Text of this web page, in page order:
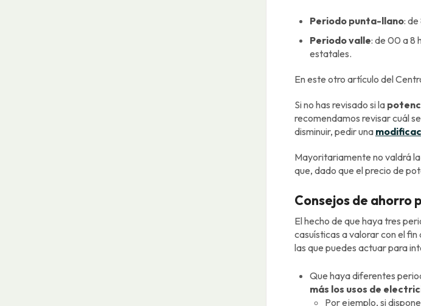
Periodo punta-llano:
Periodo valle: de 00 a 8
estatales.
En este otro artículo del
Si no has revisado si la
recomendamos revisar cuál
disminuir, pedir una
Mayoritariamente no valdrá
que, dado que el precio de
Consejos de ahorro
El hecho de que haya tres
casuísticas a valorar con el fin
las que puedes actuar para
Que haya diferentes
más los usos de
Por ejemplo, si